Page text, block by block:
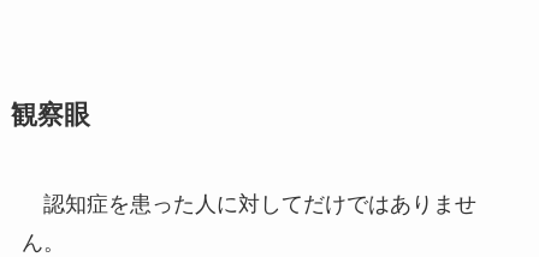
観察眼
認知症を患った人に対してだけではありませ
ん。